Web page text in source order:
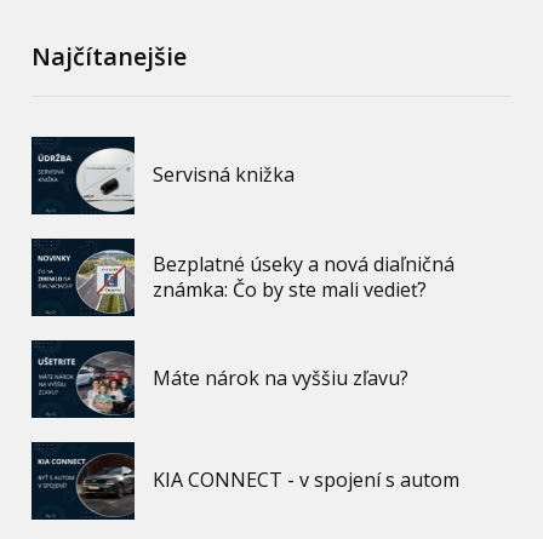
Najčítanejšie
Servisná knižka
Bezplatné úseky a nová diaľničná
známka: Čo by ste mali vedieť?
Máte nárok na vyššiu zľavu?
KIA CONNECT - v spojení s autom